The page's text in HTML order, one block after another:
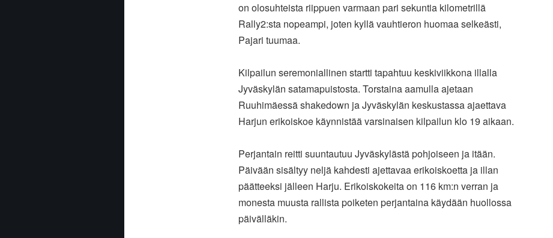
on olosuhteista riippuen varmaan pari sekuntia kilometrillä
Rally2:sta nopeampi, joten kyllä vauhtieron huomaa selkeästi,
Pajari tuumaa.
Kilpailun seremoniallinen startti tapahtuu keskiviikkona illalla
Jyväskylän satamapuistosta. Torstaina aamulla ajetaan
Ruuhimäessä shakedown ja Jyväskylän keskustassa ajaettava
Harjun erikoiskoe käynnistää varsinaisen kilpailun klo 19 aikaan.
Perjantain reitti suuntautuu Jyväskylästä pohjoiseen ja itään.
Päivään sisältyy neljä kahdesti ajettavaa erikoiskoetta ja illan
päätteeksi jälleen Harju. Erikoiskokeita on 116 km:n verran ja
monesta muusta rallista poiketen perjantaina käydään huollossa
päivälläkin.